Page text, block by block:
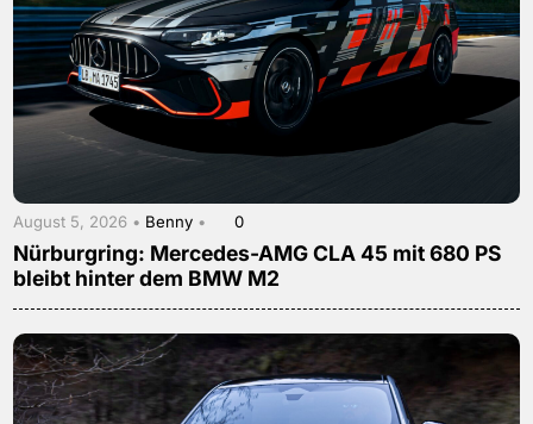
August 5, 2026 • Benny • 0
Nürburgring: Mercedes-AMG CLA 45 mit 680 PS
bleibt hinter dem BMW M2